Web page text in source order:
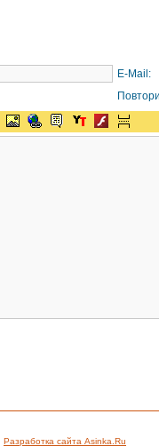
E-Mail:
Разработка сайта Asinka.Ru